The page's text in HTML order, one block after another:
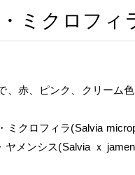
ミクロフィ
赤、ピンク、クリーム
クロフィラ(Salvia
メンシス(Salvia ｘ